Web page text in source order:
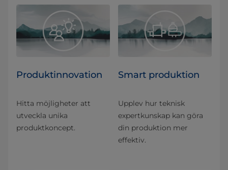
Produktinnovation
Hitta möjligheter att
utveckla unika
produktkoncept.
Smart produktion
Upplev hur teknisk
expertkunskap kan göra
din produktion mer
effektiv.